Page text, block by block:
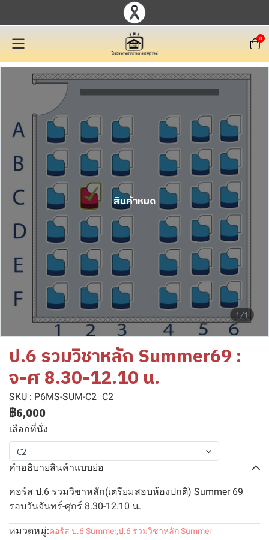
0
1/1
สินค้าหมด
ป.6 รวมวิชาหลัก Summer69 :
จ-ศ 8.30-12.10 น.
SKU : P6MS-SUM-C2 C2
฿6,000
เลือกที่นั่ง
C2
คำอธิบายสินค้าแบบย่อ
คอร์ส ป.6 รวมวิชาหลัก(เตรียมสอบห้องปกติ) Summer 69
รอบวันจันทร์-ศุกร์ 8.30-12.10 น.
หมวดหมู่:คอร์ส ป.6 Summer,ป.6 รวมวิชาหลัก Summer